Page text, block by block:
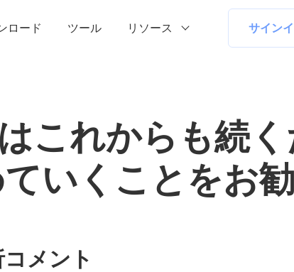
ロード ツール リソース サイン
これからも続
いくことをお
メント